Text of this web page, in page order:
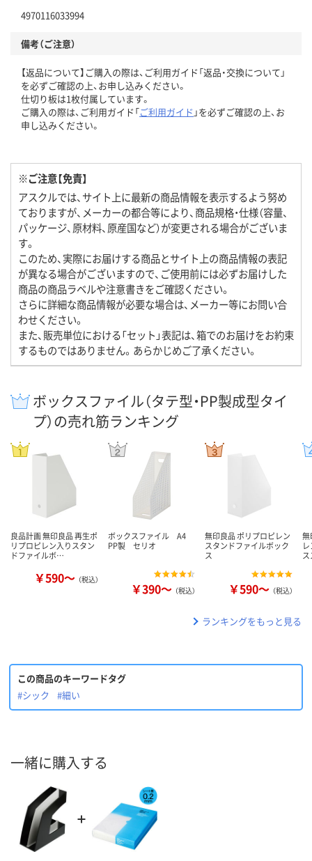
4970116033994
備考（ご注意）
【返品について】ご購入の際は、ご利用ガイド「返品・交換について」
を必ずご確認の上、お申し込みください。
仕切り板は1枚付属しています。
ご購入の際は、ご利用ガイド「ご利用ガイド 」を必ずご確認の上、お
申し込みください。
※ご注意【免責】
アスクルでは、サイト上に最新の商品情報を表示するよう努め
ておりますが、メーカーの都合等により、商品規格・仕様（容量、
パッケージ、原材料、原産国など）が変更される場合がございま
す。
このため、実際にお届けする商品とサイト上の商品情報の表記
が異なる場合がございますので、ご使用前には必ずお届けした
商品の商品ラベルや注意書きをご確認ください。
さらに詳細な商品情報が必要な場合は、メーカー等にお問い合
わせください。
また、販売単位における「セット」表記は、箱でのお届けをお約束
するものではありません。あらかじめご了承ください。
ボックスファイル（タテ型・PP製成型タイ
プ）の売れ筋ランキング
良品計画 無印良品 再生ポ
リプロピレン入りスタン
ドファイルボ…
￥590～ （税込）
ボックスファイル A4
PP製 セリオ
￥390～ （税込）
無印良品 ポリプロピレン
スタンドファイルボック
ス
￥590～ （税込）
無
ランキングをもっと見る
この商品のキーワードタグ
#シック
#細い
一緒に購入する